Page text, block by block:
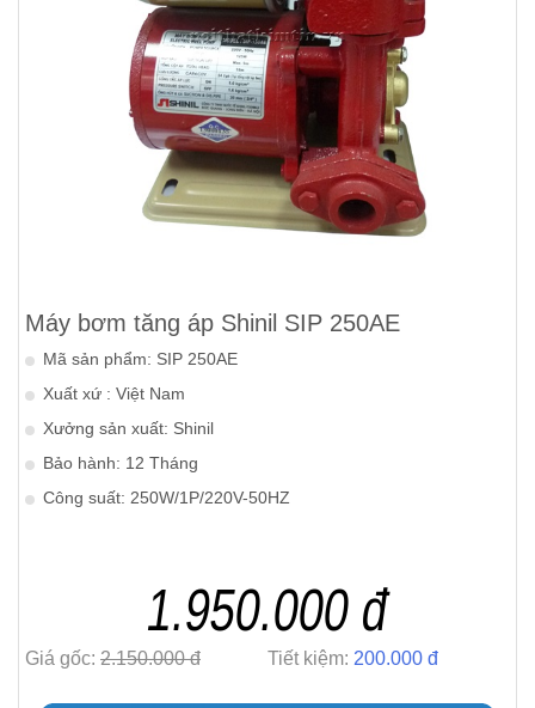
Máy bơm tăng áp Shinil SIP 250AE
Mã sản phẩm: SIP 250AE
Xuất xứ : Việt Nam
Xưởng sản xuất: Shinil
Bảo hành: 12 Tháng
Công suất: 250W/1P/220V-50HZ
1.950.000 đ
Giá gốc: 2.150.000 đ Tiết kiệm: 200.000 đ